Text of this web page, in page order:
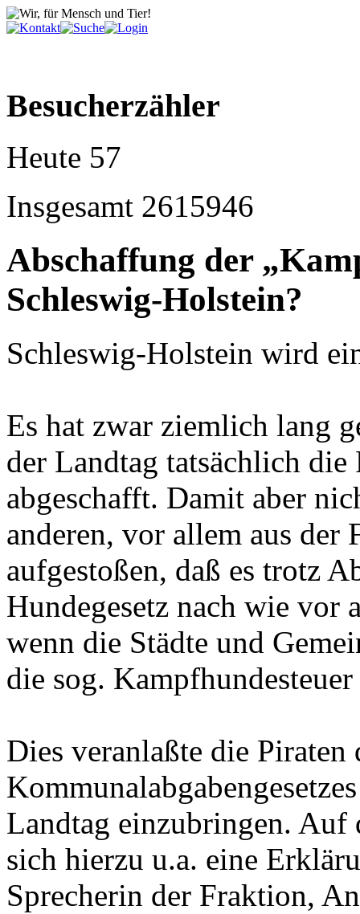
Besucherzähler
Heute 57
Insgesamt 2615946
Abschaffung der
Schleswig-Holstein?
Schleswig-Holstein wird
Es hat zwar ziemlich lang
der Landtag tatsächlich die
abgeschafft. Damit aber
anderen, vor allem aus der
aufgestoßen, daß es trotz
Hundegesetz nach wie vor
wenn die Städte und
die sog.
Dies veranlaßte die Piraten
Landtag einzubringen. Auf
sich hierzu u.a. eine
Sprecherin der Fraktion,